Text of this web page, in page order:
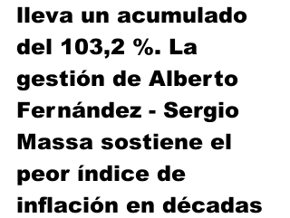
lleva un acumulado
del 103,2 %. La
gestión de Alberto
Fernández - Sergio
Massa sostiene el
peor índice de
inflación en décadas